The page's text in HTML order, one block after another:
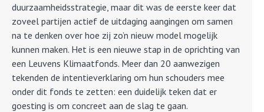
duurzaamheidsstrategie, maar dit was de eerste keer dat
zoveel partijen actief de uitdaging aangingen om samen
na te denken over hoe zij zo’n nieuw model mogelijk
kunnen maken. Het is een nieuwe stap in de oprichting van
een Leuvens Klimaatfonds. Meer dan 20 aanwezigen
tekenden de intentieverklaring om hun schouders mee
onder dit fonds te zetten: een duidelijk teken dat er
goesting is om concreet aan de slag te gaan.